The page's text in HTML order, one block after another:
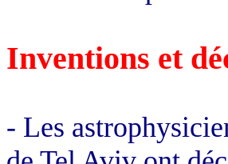
Inventions et
- Les